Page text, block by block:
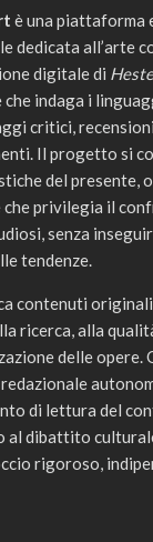
è una piattaforma
dedicata all’arte
digitale di
che indaga i
critici,
Il progetto si
del presente,
che privilegia il
senza
tendenze.
contenuti
ricerca, alla
delle opere.
di lettura del
al dibattito
rigoroso,